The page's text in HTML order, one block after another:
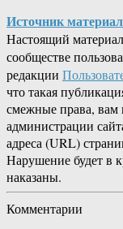
Источник
Настоящий
сообществе
редакции
что такая
смежные права, вам
администрации
адреса (URL)
Нарушение будет в
наказаны.
Комментарии